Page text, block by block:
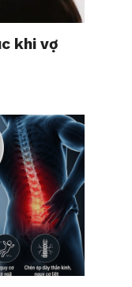
khi vợ